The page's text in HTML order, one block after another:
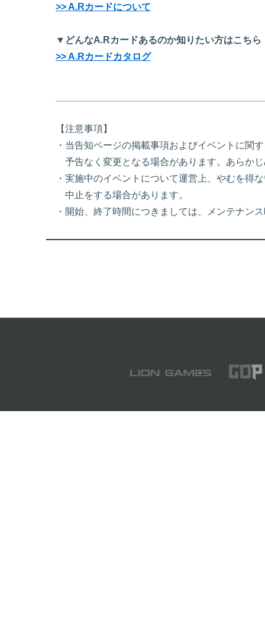
>> A.Rカードについて
▼どんなA.Rカードあるのか知りたい方はこちら
>> A.Rカードカタログ
【注意事項】
・当告知ページの掲載事項およびイベントに関
予告なく変更となる場合があります。あらか
・実施中のイベントについて運営上、やむを得
中止をする場合があります。
・開始、終了時間につきましては、メンテナン